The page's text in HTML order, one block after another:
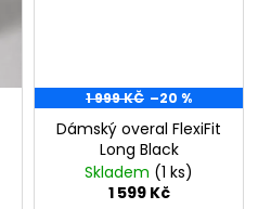
1 999 KČ –20 %
Dámský overal FlexiFit
Long Black
Skladem (1 ks)
1 599 Kč